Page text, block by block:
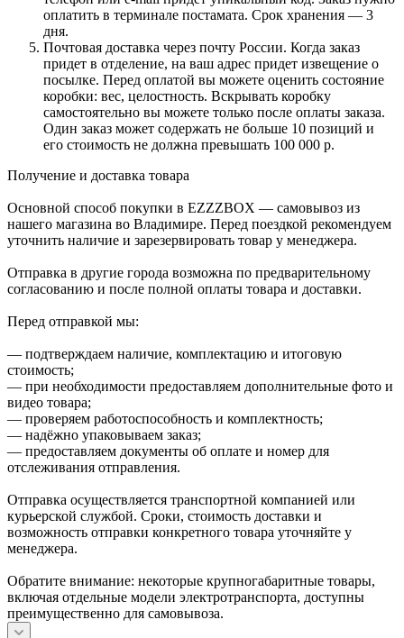
оплатить в терминале постамата. Срок хранения — 3
дня.
Почтовая доставка через почту России. Когда заказ
придет в отделение, на ваш адрес придет извещение о
посылке. Перед оплатой вы можете оценить состояние
коробки: вес, целостность. Вскрывать коробку
самостоятельно вы можете только после оплаты заказа.
Один заказ может содержать не больше 10 позиций и
его стоимость не должна превышать 100 000 р.
Получение и доставка товара
Основной способ покупки в EZZZBOX — самовывоз из
нашего магазина во Владимире. Перед поездкой рекомендуем
уточнить наличие и зарезервировать товар у менеджера.
Отправка в другие города возможна по предварительному
согласованию и после полной оплаты товара и доставки.
Перед отправкой мы:
— подтверждаем наличие, комплектацию и итоговую
стоимость;
— при необходимости предоставляем дополнительные фото и
видео товара;
— проверяем работоспособность и комплектность;
— надёжно упаковываем заказ;
— предоставляем документы об оплате и номер для
отслеживания отправления.
Отправка осуществляется транспортной компанией или
курьерской службой. Сроки, стоимость доставки и
возможность отправки конкретного товара уточняйте у
менеджера.
Обратите внимание: некоторые крупногабаритные товары,
включая отдельные модели электротранспорта, доступны
преимущественно для самовывоза.